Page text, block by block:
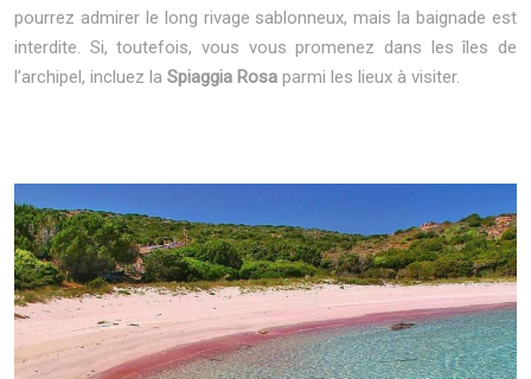
pourrez admirer le long rivage sablonneux, mais la baignade est
interdite. Si, toutefois, vous vous promenez dans les îles de
l’archipel, incluez la Spiaggia Rosa parmi les lieux à visiter.